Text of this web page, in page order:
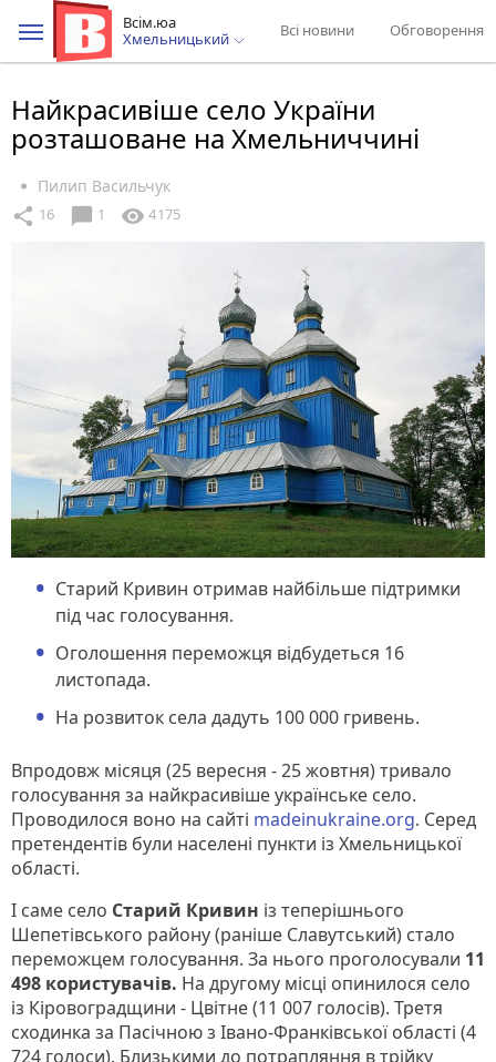
Всім.юа
Хмельницький
Всі новини Обговорення
Найкрасивіше село України
розташоване на Хмельниччині
Пилип Васильчук
share 16 chat_bubble 1 visibility 4175
Старий Кривин отримав найбільше підтримки
під час голосування.
Оголошення переможця відбудеться 16
листопада.
На розвиток села дадуть 100 000 гривень.
Впродовж місяця (25 вересня - 25 жовтня) тривало
голосування за найкрасивіше українське село.
Проводилося воно на сайті madeinukraine.org. Серед
претендентів були населені пункти із Хмельницької
області.
І саме село Старий Кривин із теперішнього
Шепетівського району (раніше Славутський) стало
переможцем голосування. За нього проголосували 11
498 користувачів. На другому місці опинилося село
із Кіровоградщини - Цвітне (11 007 голосів). Третя
сходинка за Пасічною з Івано-Франківської області (4
724 голоси). Близькими до потрапляння в трійку